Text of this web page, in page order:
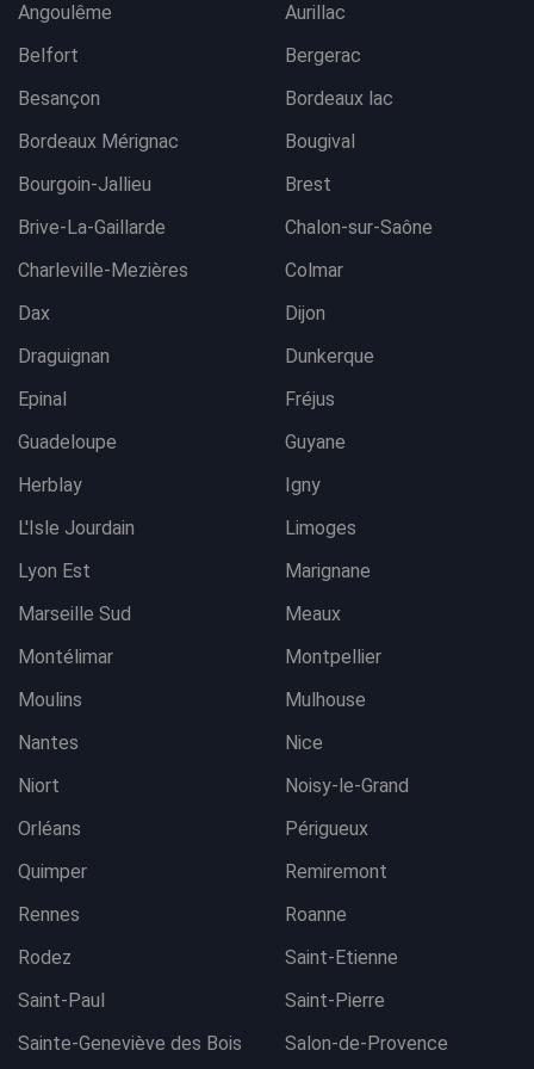
Angoulême
Aurillac
Belfort
Bergerac
Besançon
Bordeaux lac
Bordeaux Mérignac
Bougival
Bourgoin-Jallieu
Brest
Brive-La-Gaillarde
Chalon-sur-Saône
Charleville-Mezières
Colmar
Dax
Dijon
Draguignan
Dunkerque
Epinal
Fréjus
Guadeloupe
Guyane
Herblay
Igny
L'Isle Jourdain
Limoges
Lyon Est
Marignane
Marseille Sud
Meaux
Montélimar
Montpellier
Moulins
Mulhouse
Nantes
Nice
Niort
Noisy-le-Grand
Orléans
Périgueux
Quimper
Remiremont
Rennes
Roanne
Rodez
Saint-Etienne
Saint-Paul
Saint-Pierre
Sainte-Geneviève des Bois
Salon-de-Provence